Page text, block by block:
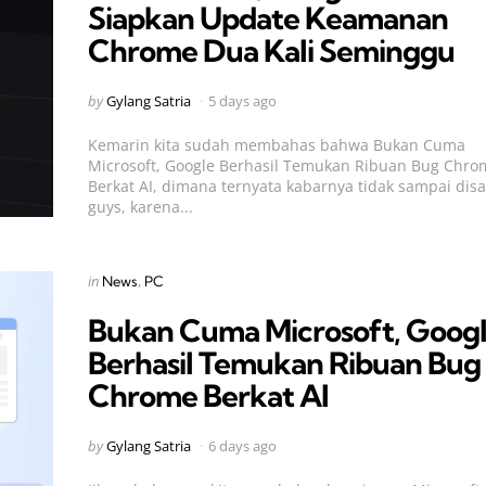
Siapkan Update Keamanan
Chrome Dua Kali Seminggu
Posted
byGylang Satria 5 days ago
Kemarin kita sudah membahas bahwa Bukan Cuma
Microsoft, Google Berhasil Temukan Ribuan Bug
Berkat AI, dimana ternyata kabarnya tidak sampai
guys, karena...
Categories
Posted
in News PC
Bukan Cuma Microsoft,
Berhasil Temukan Ribuan Bug
Chrome Berkat AI
Posted
byGylang Satria 6 days ago